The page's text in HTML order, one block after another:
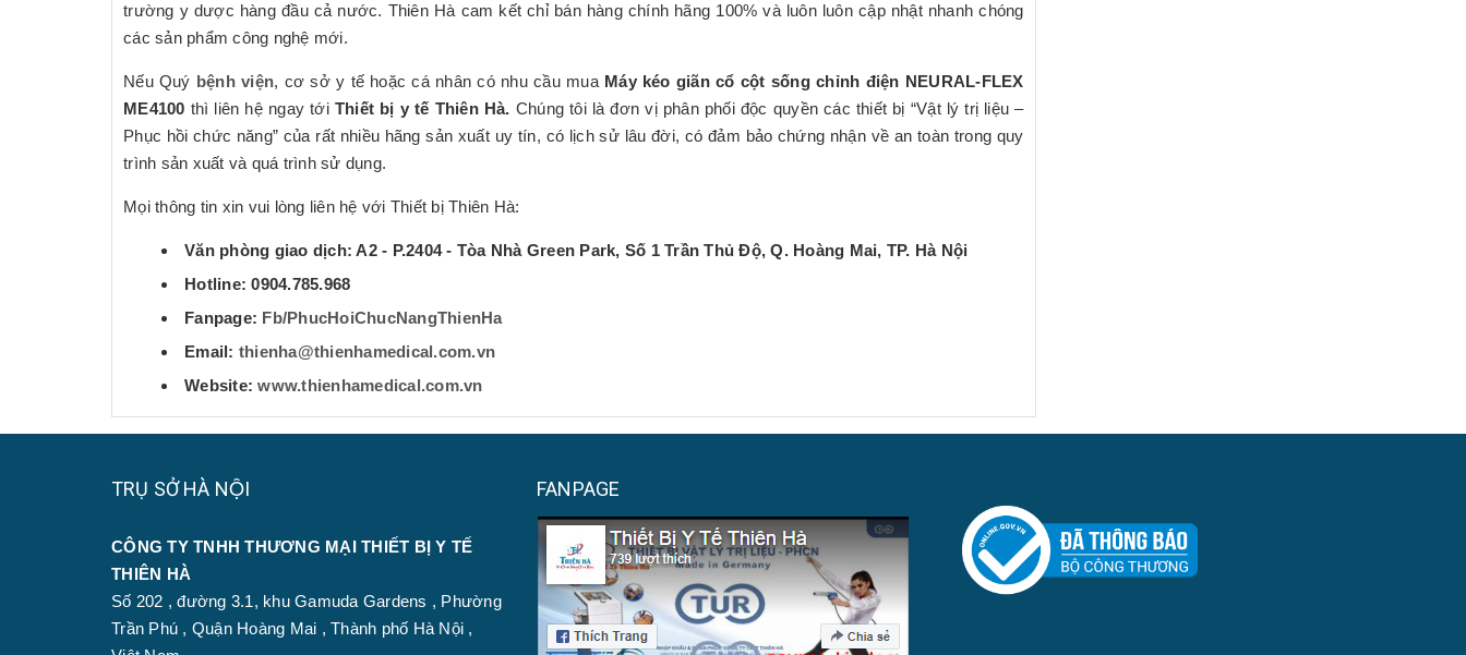
trường y dược hàng đầu cả nước. Thiên Hà cam kết chỉ bán hàng chính hãng 100% và luôn luôn cập nhật nhanh chóng
các sản phẩm công nghệ mới.
Nếu Quý bệnh viện, cơ sở y tế hoặc cá nhân có nhu cầu mua Máy kéo giãn cổ cột sống chỉnh điện NEURAL-FLEX
ME4100 thì liên hệ ngay tới Thiết bị y tế Thiên Hà. Chúng tôi là đơn vị phân phối độc quyền các thiết bị “Vật lý trị liệu –
Phục hồi chức năng” của rất nhiều hãng sản xuất uy tín, có lịch sử lâu đời, có đảm bảo chứng nhận về an toàn trong quy
trình sản xuất và quá trình sử dụng.
Mọi thông tin xin vui lòng liên hệ với Thiết bị Thiên Hà:
Văn phòng giao dịch: A2 - P.2404 - Tòa Nhà Green Park, Số 1 Trần Thủ Độ, Q. Hoàng Mai, TP. Hà Nội
Hotline: 0904.785.968
Fanpage: Fb/PhucHoiChucNangThienHa
Email: thienha@thienhamedical.com.vn
Website:www.thienhamedical.com.vn
TRỤ SỞ HÀ NỘI
CÔNG TY TNHH THƯƠNG MẠI THIẾT BỊ Y TẾ
THIÊN HÀ
Số 202 , đường 3.1, khu Gamuda Gardens , Phường
Trần Phú , Quận Hoàng Mai , Thành phố Hà Nội ,
FANPAGE